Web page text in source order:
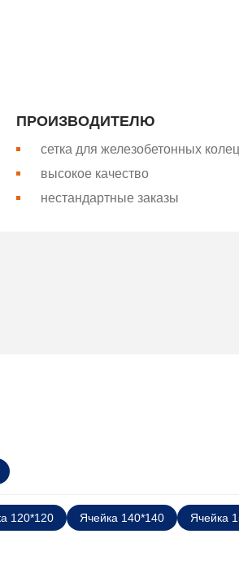
ПРОИЗВОДИТЕЛЮ
сетка для железобетонных колец
высокое качество
нестандартные заказы
120*120 Ячейка 140*140 Ячейка